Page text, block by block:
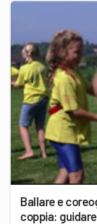
Ballare e
coppia: guidare